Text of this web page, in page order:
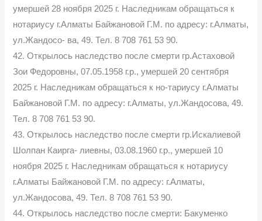
умершей 28 ноября 2025 г. Наследникам обращаться к
нотариусу г.Алматы Байжановой Г.М. по адресу: г.Алматы,
ул.Жандосо- ва, 49. Тел. 8 708 761 53 90.
42. Открылось наследство после смерти гр.Астаховой
Зои Федоровны, 07.05.1958 г.р., умершей 20 сентября
2025 г. Наследникам обращаться к но-тариусу г.Алматы
Байжановой Г.М. по адресу: г.Алматы, ул.Жандосова, 49.
Тел. 8 708 761 53 90.
43. Открылось наследство после смерти гр.Искалиевой
Шолпан Каирга- лиевны, 03.08.1960 г.р., умершей 10
ноября 2025 г. Наследникам обращаться к нотариусу
г.Алматы Байжановой Г.М. по адресу: г.Алматы,
ул.Жандосова, 49. Тел. 8 708 761 53 90.
44. Открылось наследство после смерти: Бакуменко